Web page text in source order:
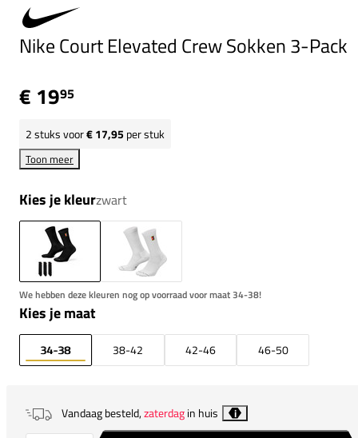
Nike Court Elevated Crew Sokken 3-Pack
€ 1995
2stuks voor€ 17,95 per stuk
Toon meer
Kies je kleurzwart
We hebben deze kleuren nog op voorraad voor maat 34-38!
Kies je maat
34-38 38-42 42-46 46-50
Vandaag besteld,zaterdagin huis i